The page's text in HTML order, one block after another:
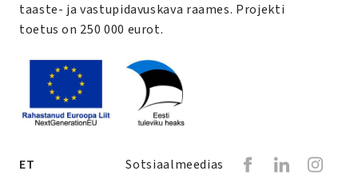
taaste- ja vastupidavuskava raames. Projekti
toetus on 250 000 eurot.
ET Sotsiaalmeedias